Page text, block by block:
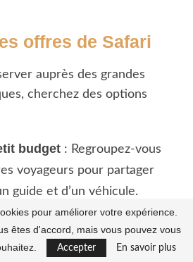
offres de Safari
auprès des grandes
cherchez des options
budget : Regroupez-vous
voyageurs pour partager
guide et d’un véhicule.
groupe coûtent
entre
30 et 50 € par
pour améliorer votre expérience.
êtes d'accord, mais vous pouvez vous
Accepter En savoir plus